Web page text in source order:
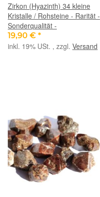
Zirkon (Hyazinth) 34 kleine
Kristalle / Rohsteine - Rarität -
Sonderqualität -
19,90 € *
inkl. 19% USt. , zzgl. Versand